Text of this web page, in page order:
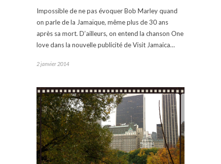
Impossible de ne pas évoquer Bob Marley quand
on parle de la Jamaïque, même plus de 30 ans
après sa mort. D’ailleurs, on entend la chanson One
love dans la nouvelle publicité de Visit Jamaica…
2 janvier 2014